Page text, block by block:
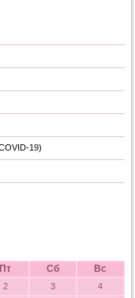
19)
Пт Сб Вс
2 3
4